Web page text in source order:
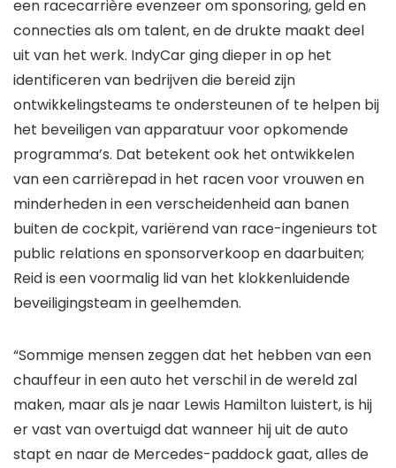
een racecarrière evenzeer om sponsoring, geld en
connecties als om talent, en de drukte maakt deel
uit van het werk. IndyCar ging dieper in op het
identificeren van bedrijven die bereid zijn
ontwikkelingsteams te ondersteunen of te helpen bij
het beveiligen van apparatuur voor opkomende
programma’s. Dat betekent ook het ontwikkelen
van een carrièrepad in het racen voor vrouwen en
minderheden in een verscheidenheid aan banen
buiten de cockpit, variërend van race-ingenieurs tot
public relations en sponsorverkoop en daarbuiten;
Reid is een voormalig lid van het klokkenluidende
beveiligingsteam in geelhemden.
“Sommige mensen zeggen dat het hebben van een
chauffeur in een auto het verschil in de wereld zal
maken, maar als je naar Lewis Hamilton luistert, is hij
er vast van overtuigd dat wanneer hij uit de auto
stapt en naar de Mercedes-paddock gaat, alles de